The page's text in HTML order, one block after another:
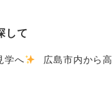
して
学へ
広島市内から高